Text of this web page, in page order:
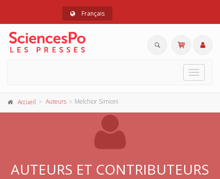
Français
Toggle
Accueil Auteurs Melchior Simioni
AUTEURS ET CONTRIBUTEURS